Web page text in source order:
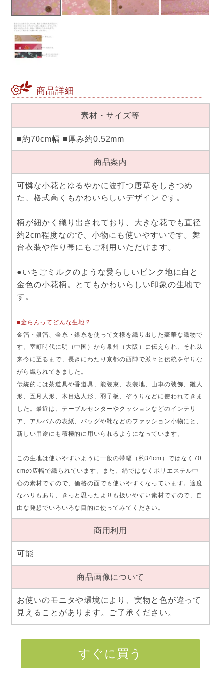
商品詳細
素材・サイズ等
■約70cm幅 ■厚み約0.52mm
商品案内
可憐な小花とゆるやかに波打つ唐草をしきつめ
た、格式高くもかわいらしいデザインです。
柄が細かく織り出されており、大きな花でも直径
約2cm程度なので、小物にも使いやすいです。舞
台衣装や作り帯にもご利用いただけます。
●いちごミルクのような愛らしいピンク地に白と
金色の小花柄。とてもかわいらしい印象の生地で
す。
■金らんってどんな生地？
金箔・銀箔、金糸・銀糸を使って文様を織り出した豪華な織物で
す。室町時代に明（中国）から泉州（大阪）に伝えられ、それ以
来今に至るまで、長きにわたり京都の西陣で脈々と伝統を守りな
がら織られてきました。
伝統的には茶道具や香道具、能装束、表装地、山車の装飾、雛人
形、五月人形、木目込人形、羽子板、ぞうりなどに使われてきま
した。最近は、テーブルセンターやクッションなどのインテリ
ア、アルバムの表紙、バッグや靴などのファッション小物にと、
新しい用途にも積極的に用いられるようになっています。
この生地は使いやすいように一般の帯幅（約34cm）ではなく70
cmの広幅で織られています。また、絹ではなくポリエステル中
心の素材ですので、価格の面でも使いやすくなっています。適度
なハリもあり、きっと思ったよりも扱いやすい素材ですので、自
由な発想でいろいろな目的に使ってみてください。
商用利用
可能
商品画像について
お使いのモニタや環境により、実物と色が違って
見えることがあります。ご了承ください。
すぐに買う